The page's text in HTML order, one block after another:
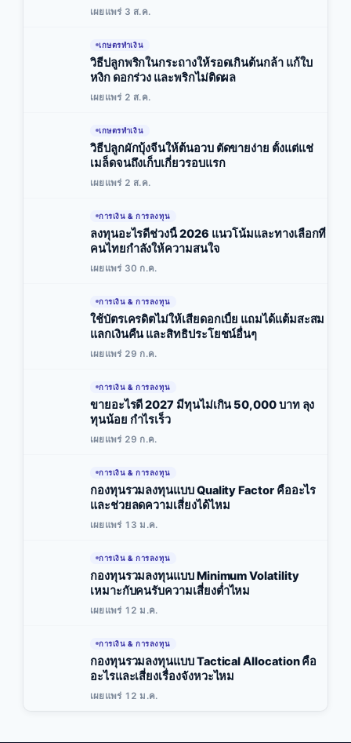
เผยแพร่ 3 ส.ค.
เกษตรทำเงิน
วิธีปลูกพริกในกระถางให้รอดเกินต้นกล้า แก้ใบ
หงิก ดอกร่วง และพริกไม่ติดผล
เผยแพร่ 2 ส.ค.
เกษตรทำเงิน
วิธีปลูกผักบุ้งจีนให้ต้นอวบ ตัดขายง่าย ตั้งแต่แช่
เมล็ดจนถึงเก็บเกี่ยวรอบแรก
เผยแพร่ 2 ส.ค.
การเงิน & การลงทุน
ลงทุนอะไรดีช่วงนี้ 2026 แนวโน้มและทางเลือกที่
คนไทยกำลังให้ความสนใจ
เผยแพร่ 30 ก.ค.
การเงิน & การลงทุน
ใช้บัตรเครดิตไม่ให้เสียดอกเบี้ย แถมได้แต้มสะสม
แลกเงินคืน และสิทธิประโยชน์อื่นๆ
เผยแพร่ 29 ก.ค.
การเงิน & การลงทุน
ขายอะไรดี 2027 มีทุนไม่เกิน 50,000 บาท ลุง
ทุนน้อย กำไรเร็ว
เผยแพร่ 29 ก.ค.
การเงิน & การลงทุน
กองทุนรวมลงทุนแบบ Quality Factor คืออะไร
และช่วยลดความเสี่ยงได้ไหม
เผยแพร่ 13 ม.ค.
การเงิน & การลงทุน
กองทุนรวมลงทุนแบบ Minimum Volatility
เหมาะกับคนรับความเสี่ยงต่ำไหม
เผยแพร่ 12 ม.ค.
การเงิน & การลงทุน
กองทุนรวมลงทุนแบบ Tactical Allocation คือ
อะไรและเสี่ยงเรื่องจังหวะไหม
เผยแพร่ 12 ม.ค.